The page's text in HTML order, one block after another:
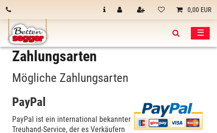
0,00 EUR
☰
Zahlungsarten
Mögliche Zahlungsarten
PayPal
PayPal ist ein international bekannter
Treuhand-Service, der es Verkäufern